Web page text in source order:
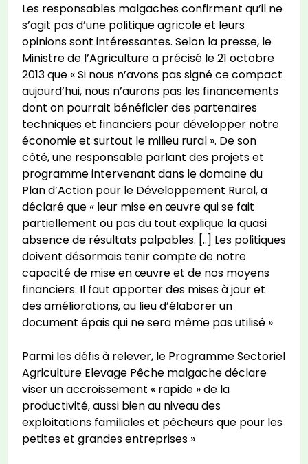
Les responsables malgaches confirment qu’il ne
s’agit pas d’une politique agricole et leurs
opinions sont intéressantes. Selon la presse, le
Ministre de l’Agriculture a précisé le 21 octobre
2013 que « Si nous n’avons pas signé ce compact
aujourd’hui, nous n’aurons pas les financements
dont on pourrait bénéficier des partenaires
techniques et financiers pour développer notre
économie et surtout le milieu rural ». De son
côté, une responsable parlant des projets et
programme intervenant dans le domaine du
Plan d’Action pour le Développement Rural, a
déclaré que « leur mise en œuvre qui se fait
partiellement ou pas du tout explique la quasi
absence de résultats palpables. [..] Les politiques
doivent désormais tenir compte de notre
capacité de mise en œuvre et de nos moyens
financiers. Il faut apporter des mises à jour et
des améliorations, au lieu d’élaborer un
document épais qui ne sera même pas utilisé »
Parmi les défis à relever, le Programme Sectoriel
Agriculture Elevage Pêche malgache déclare
viser un accroissement « rapide » de la
productivité, aussi bien au niveau des
exploitations familiales et pêcheurs que pour les
petites et grandes entreprises »